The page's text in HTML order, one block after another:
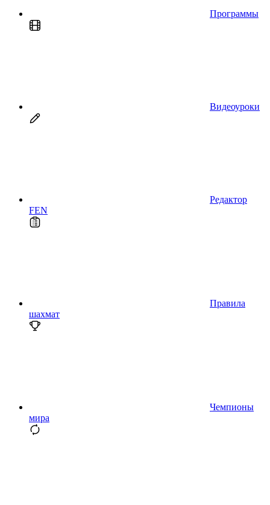
Программы
Видеоуроки
Редактор
FEN
Правила
шахмат
Чемпионы
мира